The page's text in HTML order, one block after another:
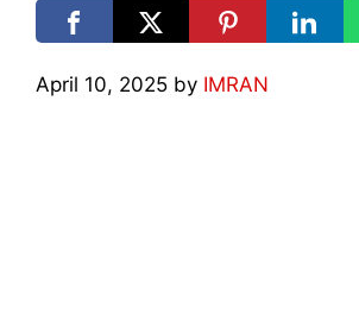
April 10, 2025 by IMRAN